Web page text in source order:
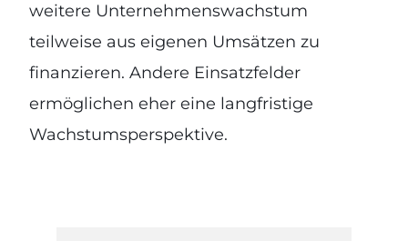
weitere Unternehmenswachstum
teilweise aus eigenen Umsätzen zu
finanzieren. Andere Einsatzfelder
ermöglichen eher eine langfristige
Wachstumsperspektive.